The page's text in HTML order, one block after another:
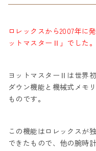
ロレックスから2007年に
ットマスターⅡ」でした。
ヨットマスターⅡは世界
ダウン機能と機械式メモ
ものです。
この機能はロレックスが
できたもので、他の腕時